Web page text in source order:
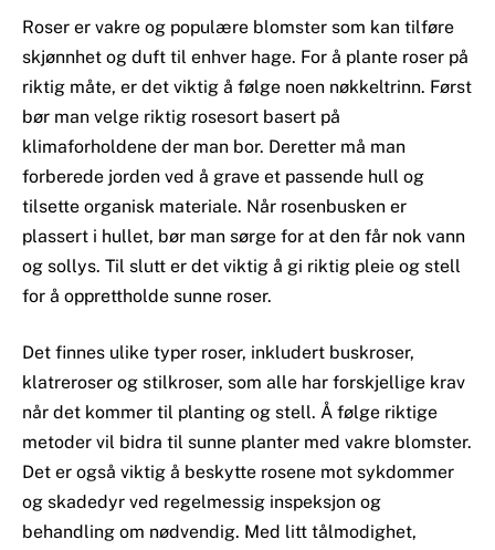
Roser er vakre og populære blomster som kan tilføre
skjønnhet og duft til enhver hage. For å plante roser på
riktig måte, er det viktig å følge noen nøkkeltrinn. Først
bør man velge riktig rosesort basert på
klimaforholdene der man bor. Deretter må man
forberede jorden ved å grave et passende hull og
tilsette organisk materiale. Når rosenbusken er
plassert i hullet, bør man sørge for at den får nok vann
og sollys. Til slutt er det viktig å gi riktig pleie og stell
for å opprettholde sunne roser.
Det finnes ulike typer roser, inkludert buskroser,
klatreroser og stilkroser, som alle har forskjellige krav
når det kommer til planting og stell. Å følge riktige
metoder vil bidra til sunne planter med vakre blomster.
Det er også viktig å beskytte rosene mot sykdommer
og skadedyr ved regelmessig inspeksjon og
behandling om nødvendig. Med litt tålmodighet,